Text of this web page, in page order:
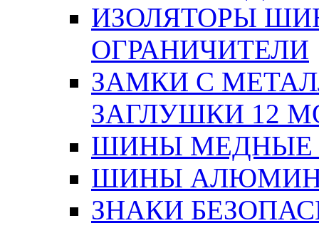
ИЗОЛЯТОРЫ
ОГРАНИЧИТЕЛИ
ЗАМКИ С
ЗАГЛУШКИ 12
ШИНЫ МЕДНЫЕ
ШИНЫ
ЗНАКИ